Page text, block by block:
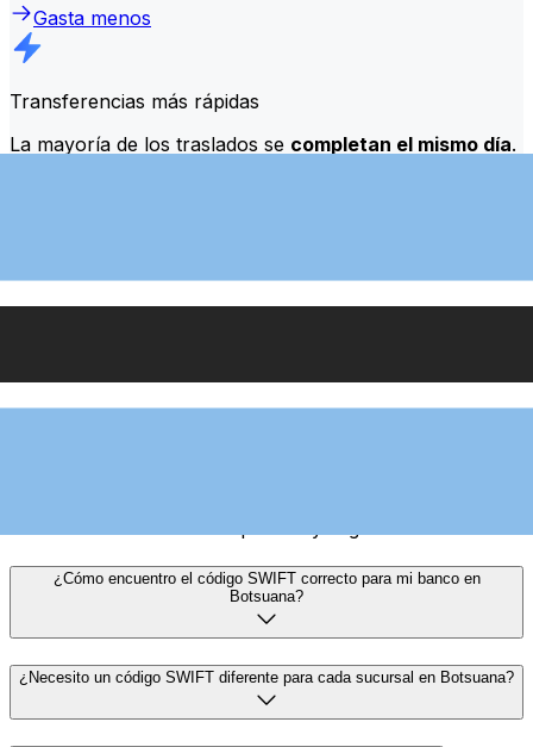
Gasta menos
Transferencias más rápidas
La mayoría de los traslados se completan el mismo día.
Preguntas más frecuentes
Un código SWIFT —también conocido como BIC
¿Cómo encuentro el código SWIFT correcto para mi banco en
Botsuana?
¿Necesito un código SWIFT diferente para cada sucursal en Botsuana?